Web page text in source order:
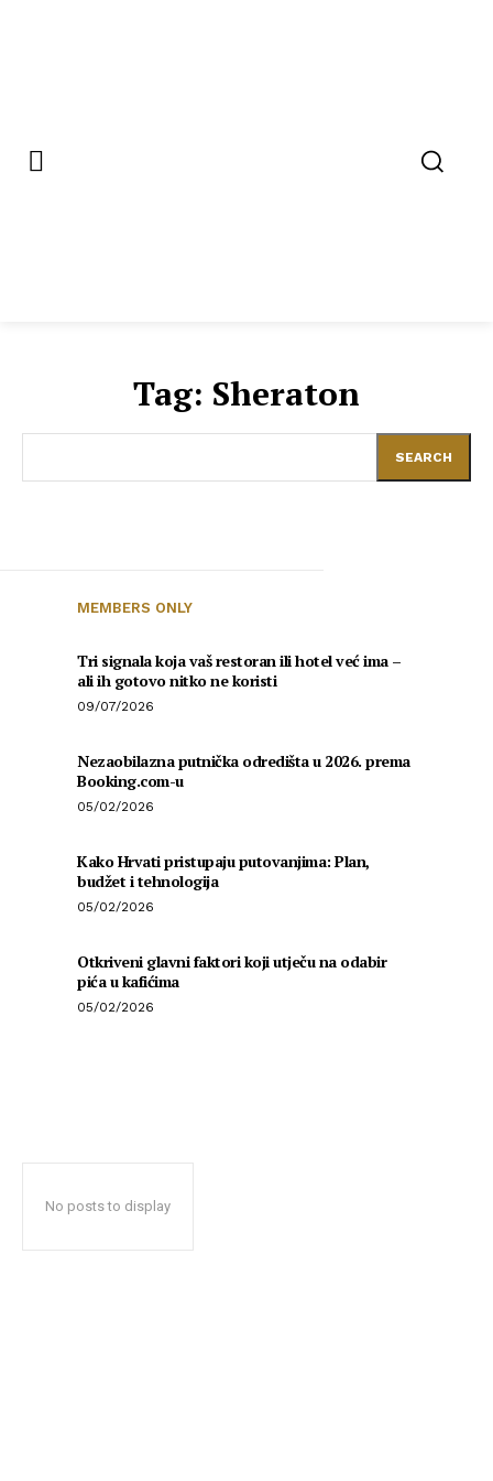
Tag: Sheraton
SEARCH
MEMBERS ONLY
Tri signala koja vaš restoran ili hotel već ima –
ali ih gotovo nitko ne koristi
09/07/2026
Nezaobilazna putnička odredišta u 2026. prema
Booking.com-u
05/02/2026
Kako Hrvati pristupaju putovanjima: Plan,
budžet i tehnologija
05/02/2026
Otkriveni glavni faktori koji utječu na odabir
pića u kafićima
05/02/2026
No posts to display